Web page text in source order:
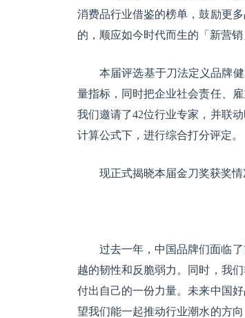
消费品行业借鉴的榜单，鼓励更
的，顺应如今时代而生的「新营销
本届评选基于刀法定义品牌
量指标，同时把企业社会责任、
我们邀请了42位行业专家，并联
计算公式下，进行综合打分评定。
现正式揭晓本届金刀奖获奖情
过去一年，中国品牌们面临
越的韧性和反脆弱力。同时，我
付出自己的一份力量。未来中国
望我们能一起推动行业潮水的方